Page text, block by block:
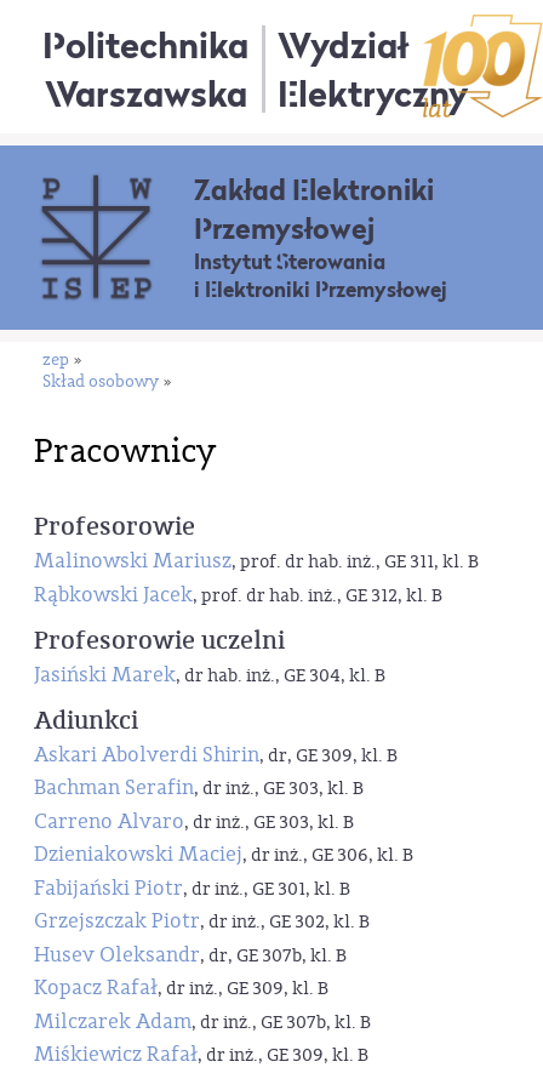
Politechnika
Warszawska
Wydział
Elektryczny
Zakład Elektroniki
Przemysłowej
Instytut Sterowania
i Elektroniki Przemysłowej
zep »
Skład osobowy »
Pracownicy
Profesorowie
Malinowski Mariusz, prof. dr hab. inż., GE 311, kl. B
Rąbkowski Jacek, prof. dr hab. inż., GE 312, kl. B
Profesorowie uczelni
Jasiński Marek, dr hab. inż., GE 304, kl. B
Adiunkci
Askari Abolverdi Shirin, dr, GE 309, kl. B
Bachman Serafin, dr inż., GE 303, kl. B
Carreno Alvaro, dr inż., GE 303, kl. B
Dzieniakowski Maciej, dr inż., GE 306, kl. B
Fabijański Piotr, dr inż., GE 301, kl. B
Grzejszczak Piotr, dr inż., GE 302, kl. B
Husev Oleksandr, dr, GE 307b, kl. B
Kopacz Rafał, dr inż., GE 309, kl. B
Milczarek Adam, dr inż., GE 307b, kl. B
Miśkiewicz Rafał, dr inż., GE 309, kl. B